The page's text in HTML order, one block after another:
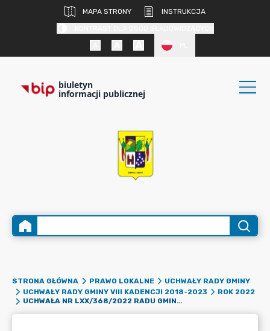
MAPA STRONY
INSTRUKCJA
biuletyn
informacji publicznej
STRONA GŁÓWNA PRAWO LOKALNE
UCHWAŁY RADY GMINY
UCHWAŁY RADY GMINY VIII KADENCJI 2018-2023
ROK 2022
UCHWAŁA NR LXX/368/2022 RADU GMINY LUBAŃ Z DNIA 21 GRUDNIA 2022 R. W SPRAWIE WYRAŻENIA ZGODY NA PRZYZNANIE NIERUCHOMOŚCI ZAMIENNEJ W RAMACH ODSZKODOWANIA